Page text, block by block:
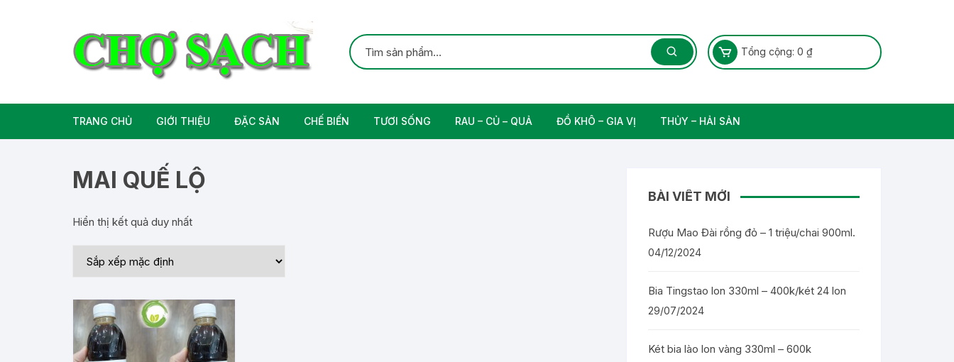
Tổng cộng: 0 ₫
TRANG CHỦ GIỚI THIỆU ĐẶC SẢN
Rượu bia đặc sản
CHẾ BIẾN TƯƠI SỐNG RAU – CỦ – QUẢ ĐỒ KHÔ – GIA VỊ THỦY – HẢI SẢN
MAI QUẾ LỘ
Hiển thị kết quả duy nhất
BÀI VIẾT MỚI
Rượu Mao Đài rồng đỏ – 1 triệu/chai 900ml.
04/12/2024
Bia Tingstao lon 330ml – 400k/két 24 lon
29/07/2024
Két bia lào lon vàng 330ml – 600k